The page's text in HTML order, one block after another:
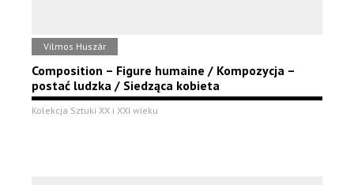
Vilmos Huszár
Composition – Figure humaine / Kompozycja –
postać ludzka / Siedząca kobieta
Kolekcja Sztuki XX i XXI wieku